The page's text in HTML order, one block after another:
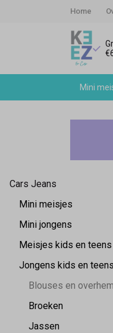
Home
Mini
jongens
shirts
en
tops
Keez&Co
Cars Jeans
Mini meisjes
Mini jongens
Meisjes kids en teens
Jongens kids en teens
Blouses en
Broeken
Jassen